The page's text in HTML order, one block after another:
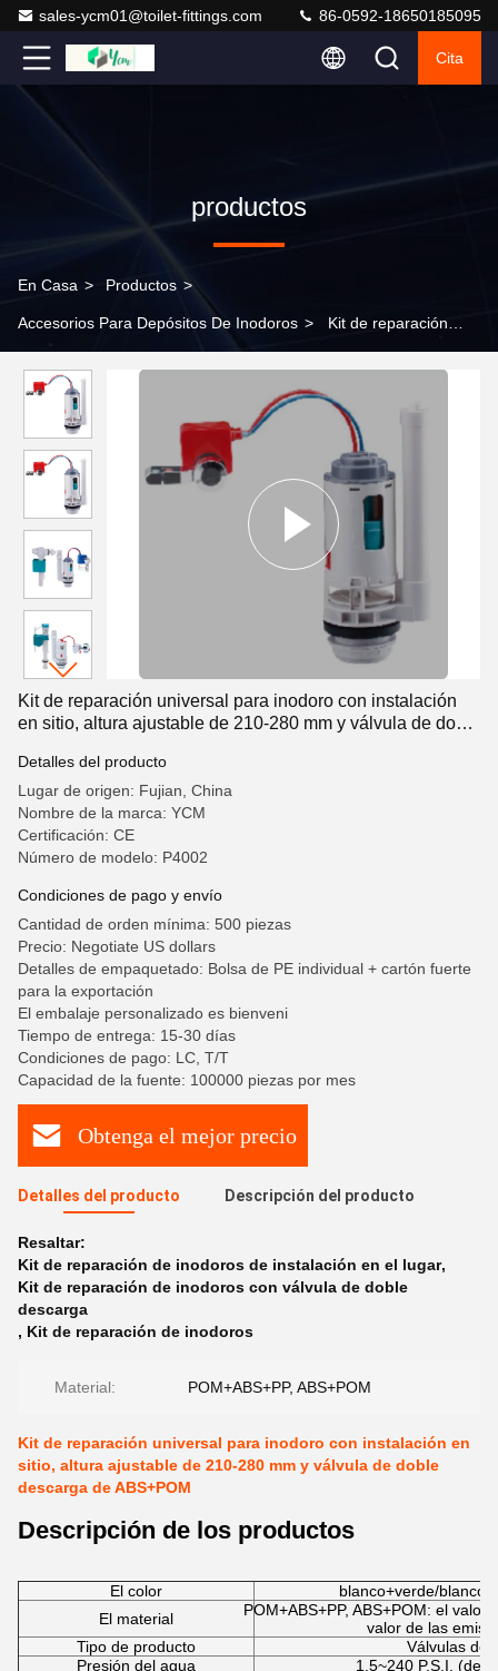
sales-ycm01@toilet-fittings.com 86-0592-18650185095
Cita
productos
En Casa > Productos >
Accesorios Para Depósitos De Inodoros > Kit de reparación
210-280 mm y válvula de doble descarga de ABS+POM
Kit de reparación universal para inodoro con instalación
en sitio, altura ajustable de 210-280 mm y válvula de doble
Detalles del producto
Lugar de origen: Fujian, China
Nombre de la marca: YCM
Certificación: CE
Número de modelo: P4002
Condiciones de pago y envío
Cantidad de orden mínima: 500 piezas
Precio: Negotiate US dollars
Detalles de empaquetado: Bolsa de PE individual + cartón fuerte
para la exportación
El embalaje personalizado es bienveni
Tiempo de entrega: 15-30 días
Condiciones de pago: LC, T/T
Capacidad de la fuente: 100000 piezas por mes
Obtenga el mejor precio
Detalles del producto Descripción del producto
Resaltar:
Kit de reparación de inodoros de instalación en el lugar,
Kit de reparación de inodoros con válvula de doble
descarga
, Kit de reparación de inodoros
Material: POM+ABS+PP, ABS+POM
Kit de reparación universal para inodoro con instalación en
sitio, altura ajustable de 210-280 mm y válvula de doble
descarga de ABS+POM
Descripción de los productos
El color
blanco+verde/
El material
POM+ABS+PP, ABS+POM: el
valor de las
Tipo de producto
Válvulas de
Presión del agua
1.5~240 P.S.I. (de